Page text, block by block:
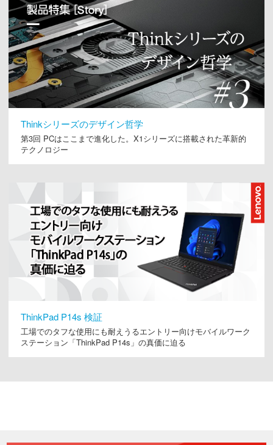
Thinkシリーズのデザイン哲学
第3回 PCはここまで進化した。X1シリーズに搭載された革新的
テクノロジー
ThinkPad P14s 検証
工場でのタフな使用にも耐えうるエントリー向けモバイルワーク
ステーション「ThinkPad P14s」の真価に迫る